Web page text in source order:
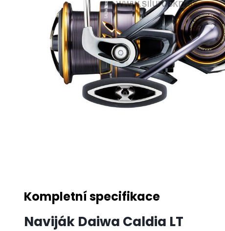
Kompletní specifikace
Naviják Daiwa Caldia LT